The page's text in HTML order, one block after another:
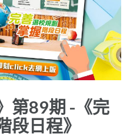
第89期 -《完
段日程》